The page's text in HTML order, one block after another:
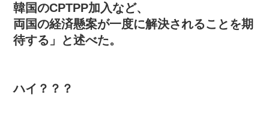
韓国のCPTPP加入など、
両国の経済懸案が一度に解決されることを期
待する」と述べた。
ハイ？？？